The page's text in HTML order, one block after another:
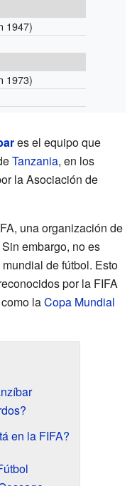
1947)
1973)
es el equipo que
Tanzania, en los
la Asociación de
una organización de
embargo, no es
de fútbol. Esto
por la FIFA
laCopa Mundial
en la FIFA?